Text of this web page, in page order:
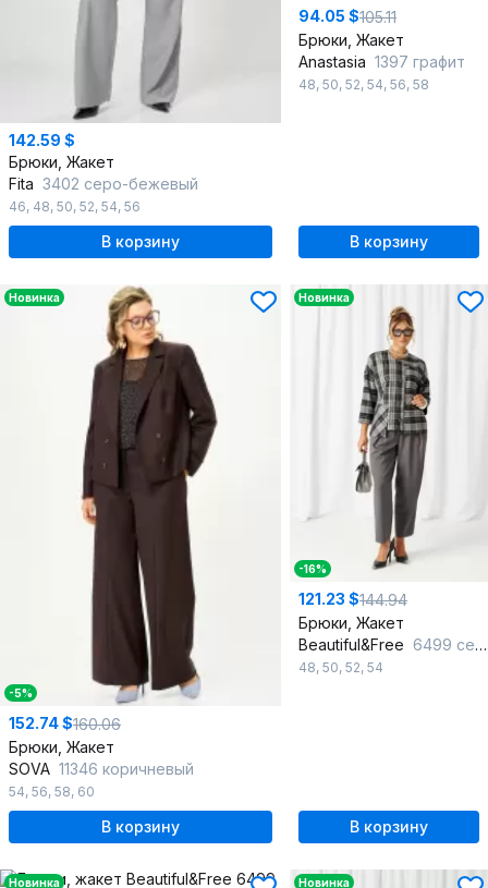
142.59 $
Брюки, Жакет
Fita 3402 серо-бежевый
46, 48, 50, 52, 54, 56
В корзину
94.05 $105.11
Брюки, Жакет
Anastasia 1397 графит
48, 50, 52, 54, 56, 58
В корзину
Новинка
-5%
152.74 $160.06
Брюки, Жакет
SOVA 11346 коричневый
54, 56, 58, 60
В корзину
Новинка
-16%
121.23 $144.94
Брюки, Жакет
Beautiful&Free 6499 серый
48, 50, 52, 54
В корзину
Новинка
Новинка